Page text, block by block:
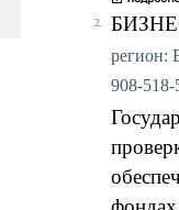
2.
регион:
908-